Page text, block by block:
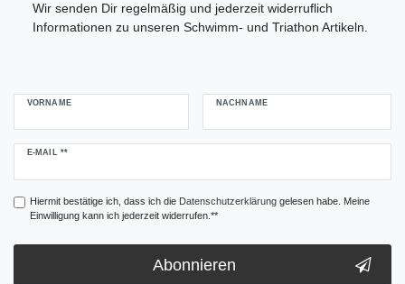
Wir senden Dir regelmäßig und jederzeit widerruflich
Informationen zu unseren Schwimm- und Triathon Artikeln.
VORNAME NACHNAME
E-MAIL **
Newsletter
Hiermit bestätige ich, dass ich die Daten­schutz­erklärunggelesen habe. Meine
Einwilligung kann ich jederzeit widerrufen.**
Abonnieren